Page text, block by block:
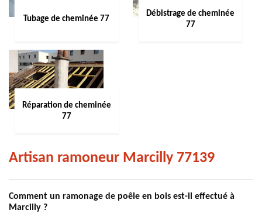
Tubage de cheminée 77
Débistrage de cheminée
77
Réparation de cheminée
77
Artisan ramoneur Marcilly 77139
Comment un ramonage de poêle en bois est-il effectué à
Marcilly ?